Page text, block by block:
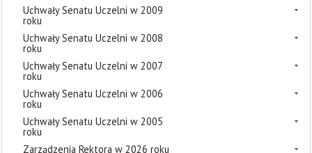
Uchwały Senatu Uczelni w 2009
roku
Uchwały Senatu Uczelni w 2008
roku
Uchwały Senatu Uczelni w 2007
roku
Uchwały Senatu Uczelni w 2006
roku
Uchwały Senatu Uczelni w 2005
roku
Zarządzenia Rektora w 2026 roku